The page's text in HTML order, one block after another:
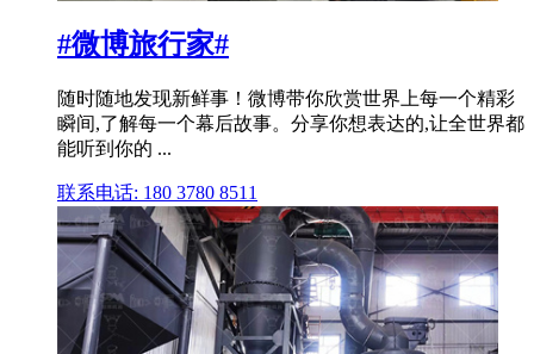
#微博旅行家#
随时随地发现新鲜事！微博带你欣赏世界上每一个精彩
瞬间,了解每一个幕后故事。分享你想表达的,让全世界都
能听到你的 ...
联系电话: 180 3780 8511